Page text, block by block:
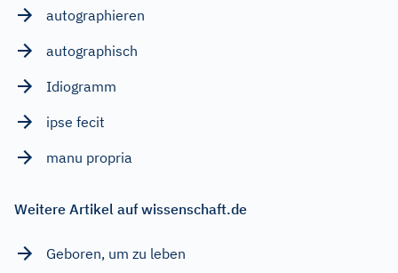
autographieren
autographisch
Idiogramm
ipse fecit
manu propria
Weitere Artikel auf wissenschaft.de
Geboren, um zu leben